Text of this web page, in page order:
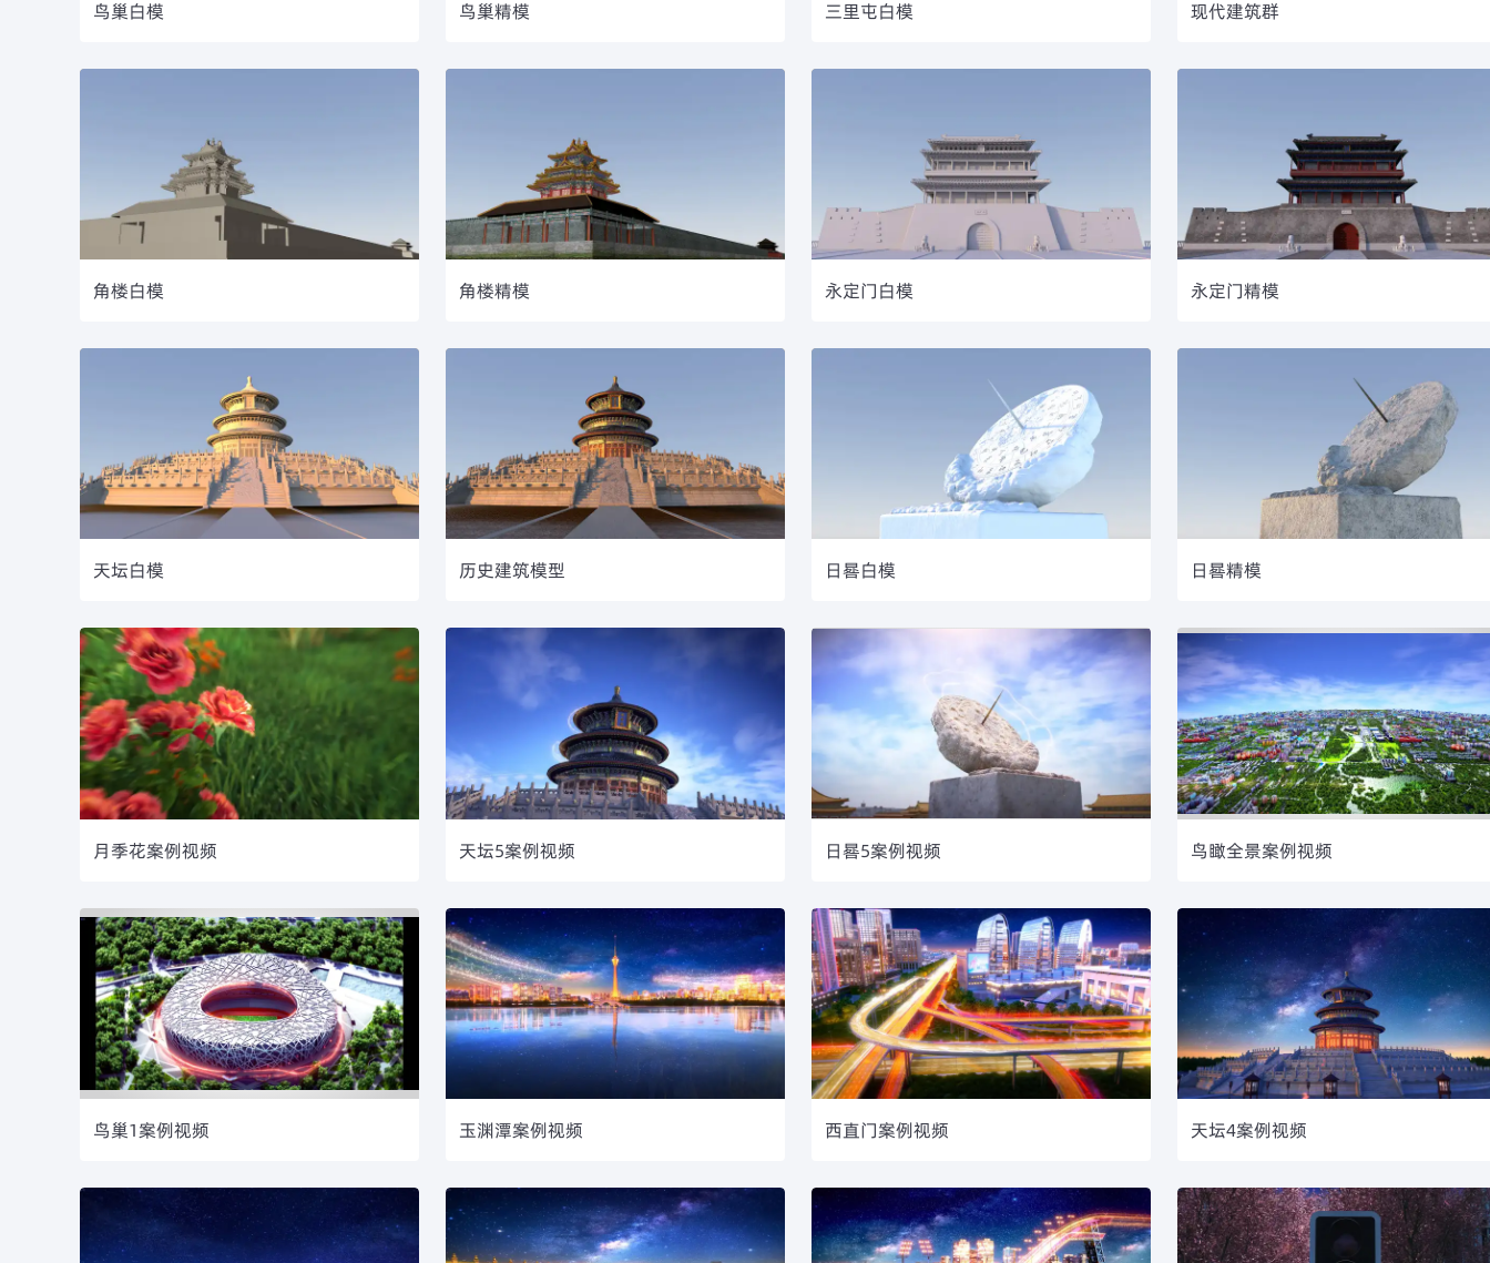
鸟巢白模 鸟巢精模 三里屯白模 现代建筑群
角楼白模 角楼精模 永定门白模 永定门精模
天坛白模 历史建筑模型 日晷白模 日晷精模
月季花案例视频 天坛5案例视频 日晷5案例视频 鸟瞰全景案例视频
鸟巢1案例视频 玉渊潭案例视频 西直门案例视频 天坛4案例视频